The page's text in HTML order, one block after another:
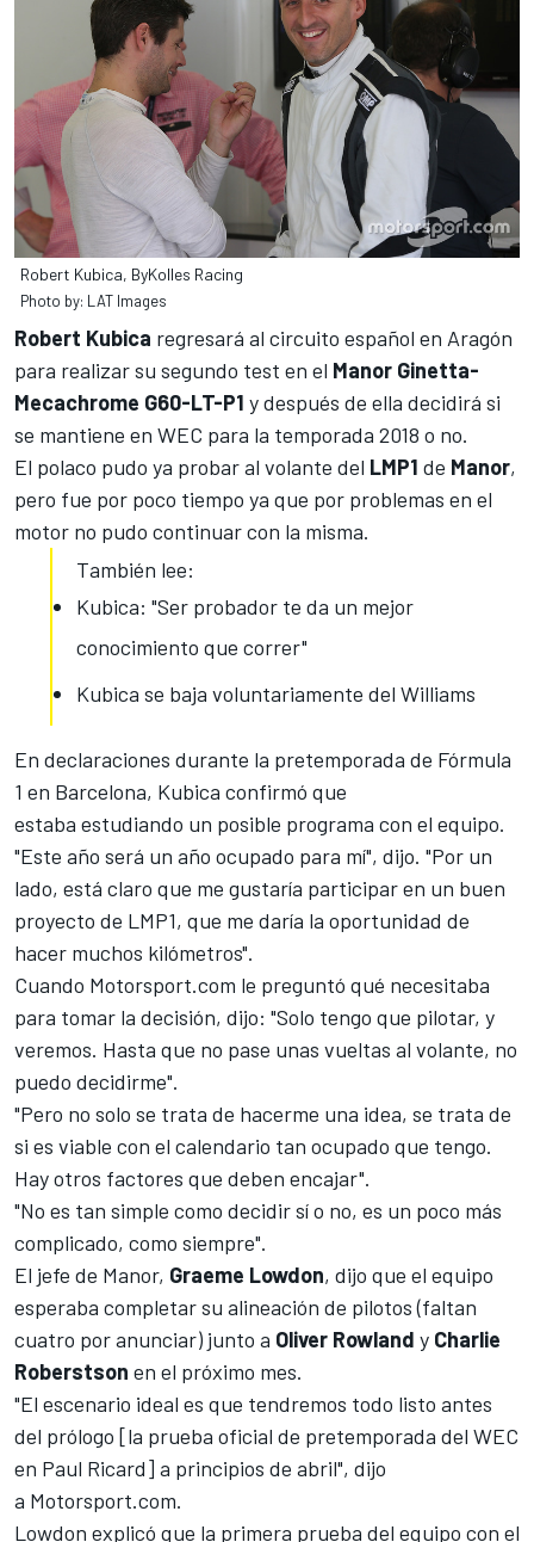
Robert Kubica, ByKolles Racing
Photo by: LAT Images
Robert Kubica regresará al circuito español en Aragón
para realizar su segundo test en el Manor Ginetta-
Mecachrome G60-LT-P1 y después de ella decidirá si
se mantiene en WEC para la temporada 2018 o no.
El polaco pudo ya probar al volante del LMP1 de Manor,
pero fue por poco tiempo ya que por problemas en el
motor no pudo continuar con la misma.
También lee:
Kubica: "Ser probador te da un mejor
conocimiento que correr"
Kubica se baja voluntariamente del Williams
En declaraciones durante la pretemporada de Fórmula
1 en Barcelona, ​​Kubica confirmó que
estaba estudiando un posible programa con el equipo.
"Este año será un año ocupado para mí", dijo. "Por un
lado, está claro que me gustaría participar en un buen
proyecto de LMP1, que me daría la oportunidad de
hacer muchos kilómetros".
Cuando Motorsport.com le preguntó qué necesitaba
para tomar la decisión, dijo: "Solo tengo que pilotar, y
veremos. Hasta que no pase unas vueltas al volante, no
puedo decidirme".
"Pero no solo se trata de hacerme una idea, se trata de
si es viable con el calendario tan ocupado que tengo.
Hay otros factores que deben encajar".
"No es tan simple como decidir sí o no, es un poco más
complicado, como siempre".
El jefe de Manor, Graeme Lowdon, dijo que el equipo
esperaba completar su alineación de pilotos (faltan
cuatro por anunciar) junto a Oliver Rowland y Charlie
Roberstson en el próximo mes.
"El escenario ideal es que tendremos todo listo antes
del prólogo [la prueba oficial de pretemporada del WEC
en Paul Ricard] a principios de abril", dijo
a Motorsport.com.
Lowdon explicó que la primera prueba del equipo con el